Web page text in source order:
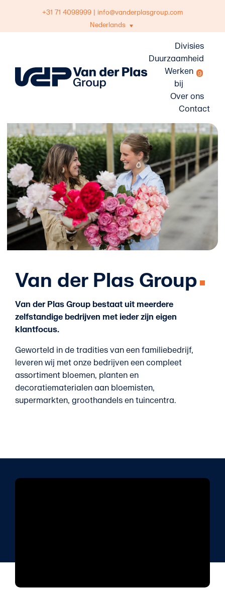
content
+31 71 4098999
info@vanderplasgroup.com
Nederlands
Divisies
Duurzaamheid
Werken
bij
9
Over ons
Contact
Van der Plas Group
Van der Plas Group bestaat uit meerdere
zelfstandige bedrijven met ieder zijn eigen
klantfocus.
Geworteld in de tradities van een familiebedrijf,
leveren wij met onze bedrijven een compleet
assortiment bloemen, planten en
decoratiematerialen aan bloemisten,
supermarkten, groothandels en tuincentra.